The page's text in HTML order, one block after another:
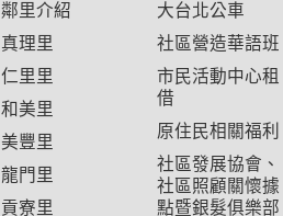
鄰里介紹
真理里
仁里里
和美里
美豐里
龍門里
貢寮里
大台北公車
社區營造華語班
市民活動中心租
借
原住民相關福利
社區發展協會、
社區照顧關懷據
點暨銀髮俱樂部